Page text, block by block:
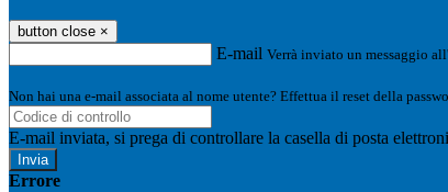
button close ×
E-mail Verrà inviato un messaggio
Non hai una e-mail associata al nome utente? Effettua il reset della
E-mail inviata, si prega di controllare la casella di posta
Errore